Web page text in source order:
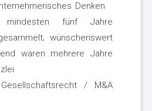
Denken
fünf Jahre
wünschenswert
wären mehrere Jahre
/ M&A